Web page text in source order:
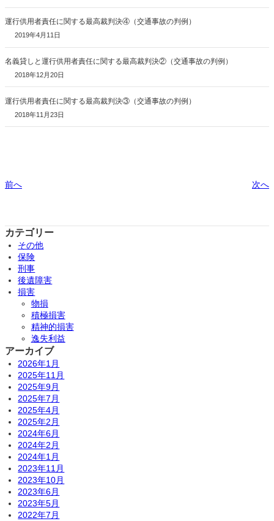
運行供用者責任に関する最高裁判決④（交通事故の判例）
2019年4月11日
名義貸しと運行供用者責任に関する最高裁判決②（交通事故の判例）
2018年12月20日
運行供用者責任に関する最高裁判決③（交通事故の判例）
2018年11月23日
前へ 次へ
カテゴリー
その他
保険
刑事
後遺障害
損害
物損
積極損害
精神的損害
逸失利益
アーカイブ
2026年1月
2025年11月
2025年9月
2025年7月
2025年4月
2025年2月
2024年6月
2024年2月
2024年1月
2023年11月
2023年10月
2023年6月
2023年5月
2022年7月